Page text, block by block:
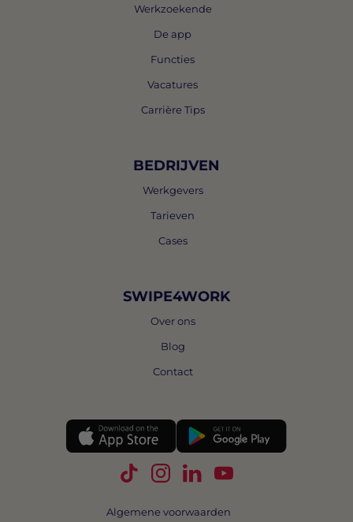
Werkzoekende
De app
Functies
Vacatures
Carrière Tips
BEDRIJVEN
Werkgevers
Tarieven
Cases
SWIPE4WORK
Over ons
Blog
Contact
Volg Swipe4Work op TikTok
Volg Swipe4Work op
Volg Swipe4Work op
Volg Swipe4Work
Algemene voorwaarden